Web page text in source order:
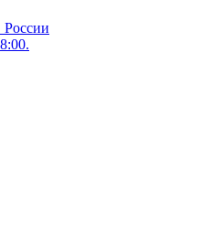
России